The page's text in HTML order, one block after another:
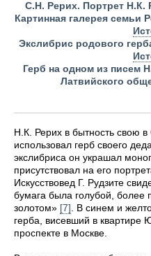
С.Н. Рерих. Портрет Н.К.
Картинная галерея семьи
Экслибрис родового
Герб на одном из писем
Латвийского
Н.К. Рерих в бытность свою в
использовал герб своего
экслибриса он украшал
присутствовал на его
Искусствовед Г. Рудзите
бумага была голубой, более
золотом» [7]. В синем и
герба, висевший в
проспекте в Москве.